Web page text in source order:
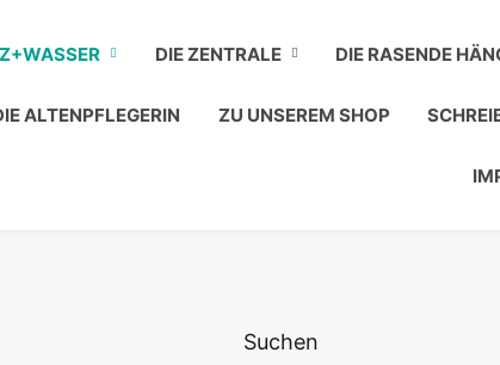
DIE ZENTRALE DIE RASENDE
ALTENPFLEGERIN ZU UNSEREM SHOP
Suchen